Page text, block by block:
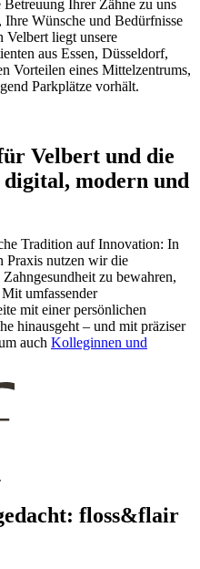
Ihrer Zähne zu uns
Wünsche und Bedürfnisse
Velbert liegt unsere
aus Essen, Düsseldorf,
Vorteilen eines Mittelzentrums,
Parkplätze vorhält.
Velbert und die
modern und
Tradition auf Innovation: In
Praxis nutzen wir die
zu bewahren,
umfassender
mit einer persönlichen
hinausgeht – und mit präziser
auch Kolleginnen und
floss&flair